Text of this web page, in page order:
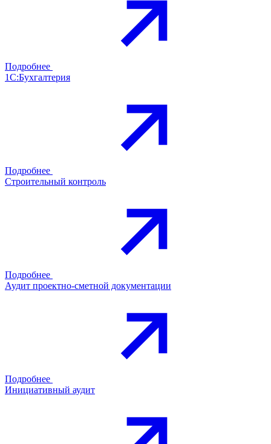
Подробнее
1С:Бухгалтерия
Подробнее
Строительный контроль
Подробнее
Аудит проектно-сметной документации
Подробнее
Инициативный аудит